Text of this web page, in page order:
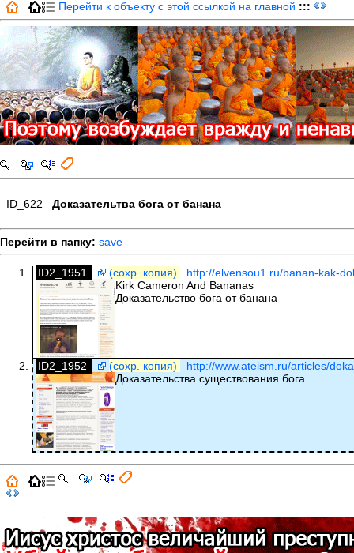
Перейти к объекту с этой ссылкой на главной :::
ID_622 Доказательтва бога от банана
Перейти в папку: save
ID2_1951 (сохр. копия)
http://elvensou1.ru/banan-kak-
Kirk Cameron And Bananas
Доказательство бога от банана
ID2_1952 (сохр. копия)
http://www.ateism.ru/articles/
Доказательства существования бога